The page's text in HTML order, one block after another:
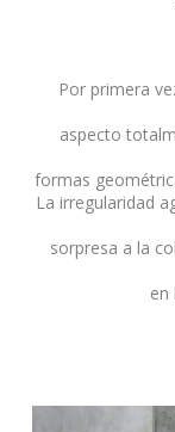
Por primera
aspecto
formas
La irregularidad
sorpresa a la
en